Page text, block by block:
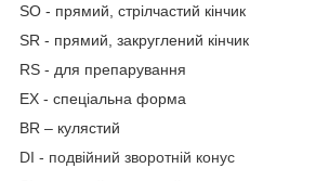
SO - прямий, стрілчастий кінчик
SR - прямий, закруглений кінчик
RS - для препарування
EX - спеціальна форма
BR – кулястий
DI - подвійний зворотній конус